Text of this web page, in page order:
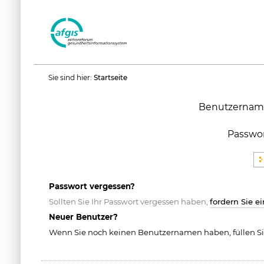
Benutzerspezifische
Sie sind hier: Startseite
Passwort vergessen?
Sollten Sie Ihr Passwort vergessen haben, fordern Sie
Neuer Benutzer?
Wenn Sie noch keinen Benutzernamen haben, füllen